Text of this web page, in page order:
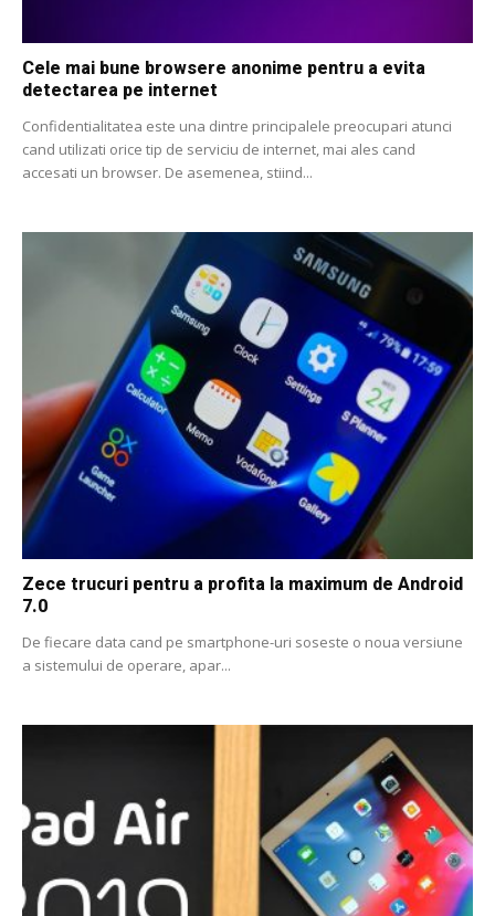
Cele mai bune browsere anonime pentru a evita
detectarea pe internet
Confidentialitatea este una dintre principalele preocupari atunci
cand utilizati orice tip de serviciu de internet, mai ales cand
accesati un browser. De asemenea, stiind...
Zece trucuri pentru a profita la maximum de Android
7.0
De fiecare data cand pe smartphone-uri soseste o noua versiune
a sistemului de operare, apar...